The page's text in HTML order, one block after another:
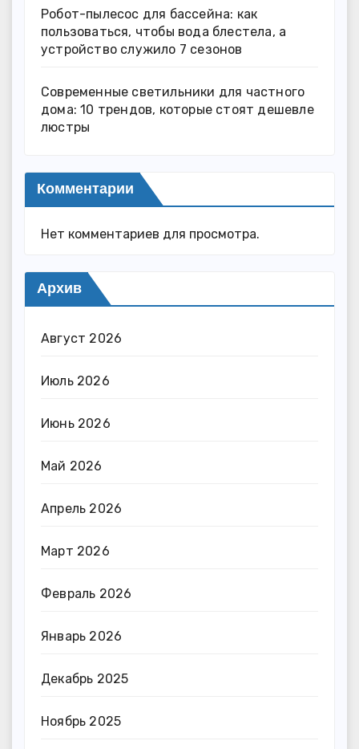
Робот-пылесос для бассейна: как
пользоваться, чтобы вода блестела, а
устройство служило 7 сезонов
Современные светильники для частного
дома: 10 трендов, которые стоят дешевле
люстры
Комментарии
Нет комментариев для просмотра.
Архив
Август 2026
Июль 2026
Июнь 2026
Май 2026
Апрель 2026
Март 2026
Февраль 2026
Январь 2026
Декабрь 2025
Ноябрь 2025